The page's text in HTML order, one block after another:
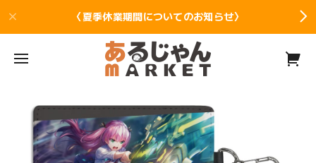
〈夏季休業期間についてのお知らせ〉